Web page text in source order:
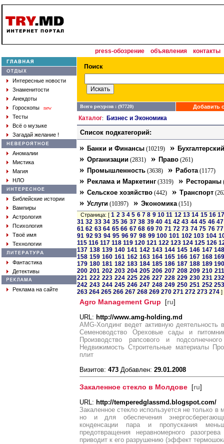
press-обозрение объявления контакты
Интересные новости
Знаменитости
Анекдоты
Гороскопы
new
Тесты
Всё о музыке
Загадай желание !
Аномалии
Мистика
Магия
НЛО
Библейские истории
Вампиры
Астрология
Психология
Твоё имя
Технологии
Фантастика
Детективы
Реклама на сайте
Всего ресурсов : (97720) Добавить
Каталог: Бизнес и Экономика
Список подкатегорий:
» Банки и Финансы (10219) »
» Организации (2831) » Право (261)
» Промышленность (3638) » Работа(1177)
» Реклама и Маркетинг (3319) » Рестораны
» Сельское хозяйство (442) » Транспорт
» Услуги (10397) » Экономика(151)
Страница: [1 2 3 4 5 6 7 8 9 10 11 12 13 14 15 16
31 32 33 34 35 36 37 38 39 40 41 42 43 44 45 46 47
61 62 63 64 65 66 67 68 69 70 71 72 73 74 75 76 77
91 92 93 94 95 96 97 98 99 100 101 102 103 104
115 116 117 118 119 120 121 122 123 124 125 126
137 138 139 140 141 142 143 144 145 146 147
158 159 160 161 162 163 164 165 166 167 168
179 180 181 182 183 184 185 186 187 188 189
200 201 202 203 204 205 206 207 208 209 210 211
221 222 223 224 225 226 227 228 229 230 231
242 243 244 245 246 247 248 249 250 251 252
263 264 265 266 267 268 269 270 271 272 273 274 ]
Agro Management Grup [ru]
URL: http://www.amg-holding.md
AMG-Холдинг ведет активную деятельность
Семеноводство Ореховые сады и
Производство рапсового и
Недвижимость Строительные материалы
плит
Визитов: 473 Добавлен: 29.01.2008
Закаленное стекло в Молдове [ru]
URL: http://temperedglassmd.blogspot.com/
Закаленное стекло используется не только в
но и для обеспечения
конденсации пара и пропускания
предотвращения неравномерного
приводит к его разрушению (эффект